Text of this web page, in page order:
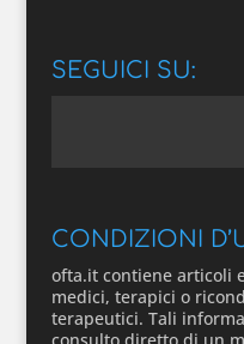
SEGUICI SU:
CONDIZIONI
ofta.it contiene articoli
medici, terapici o
terapeutici. Tali